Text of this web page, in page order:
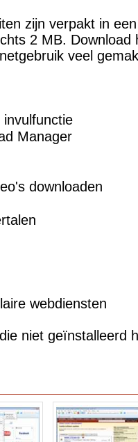
zijn verpakt in
2 MB.
veel
Manager
downloaden
webdiensten
niet geïnstalleerd